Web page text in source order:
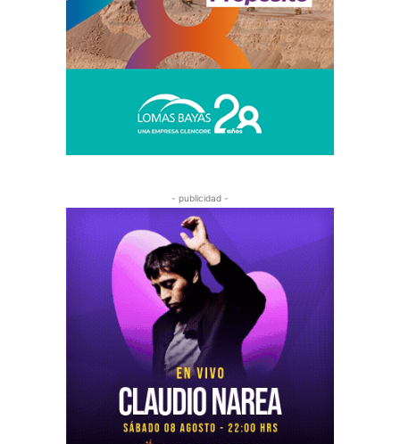
- publicidad -